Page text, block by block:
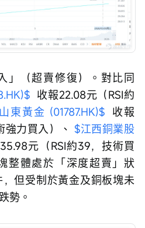
」（超賣修復）。對比同
​ 收報22.08元（RSI約
東黃金 (01787.HK)$ ​ 收報
強力買入）、 $江西銅業股
元（RSI約39，技術買
整體處於「深度超賣」狀
但受制於黃金及銅板塊未
勢。